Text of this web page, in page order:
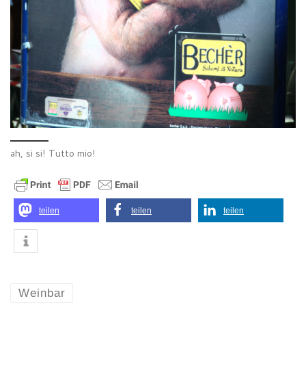
ah, si si! Tutto mio!
teilen teilen teilen
Weinbar